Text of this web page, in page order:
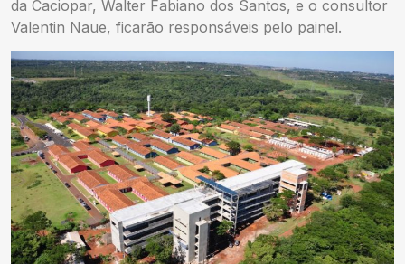
da Caciopar, Walter Fabiano dos Santos, e o consultor
Valentin Naue, ficarão responsáveis pelo painel.